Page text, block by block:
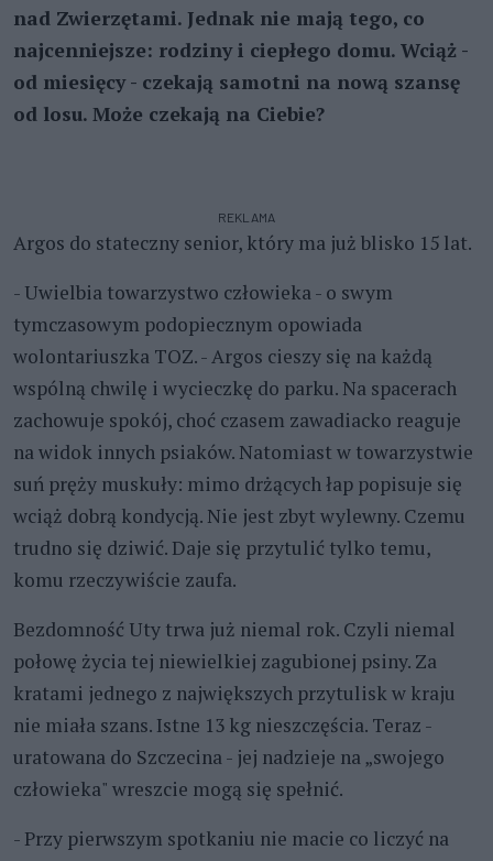
nad Zwierzętami. Jednak nie mają tego, co
najcenniejsze: rodziny i ciepłego domu. Wciąż -
od miesięcy - czekają samotni na nową szansę
od losu. Może czekają na Ciebie?
REKLAMA
Argos do stateczny senior, który ma już blisko 15 lat.
- Uwielbia towarzystwo człowieka - o swym
tymczasowym podopiecznym opowiada
wolontariuszka TOZ. - Argos cieszy się na każdą
wspólną chwilę i wycieczkę do parku. Na spacerach
zachowuje spokój, choć czasem zawadiacko reaguje
na widok innych psiaków. Natomiast w towarzystwie
suń pręży muskuły: mimo drżących łap popisuje się
wciąż dobrą kondycją. Nie jest zbyt wylewny. Czemu
trudno się dziwić. Daje się przytulić tylko temu,
komu rzeczywiście zaufa.
Bezdomność Uty trwa już niemal rok. Czyli niemal
połowę życia tej niewielkiej zagubionej psiny. Za
kratami jednego z największych przytulisk w kraju
nie miała szans. Istne 13 kg nieszczęścia. Teraz -
uratowana do Szczecina - jej nadzieje na „swojego
człowieka" wreszcie mogą się spełnić.
- Przy pierwszym spotkaniu nie macie co liczyć na